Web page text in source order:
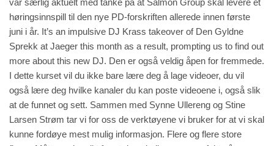
var særlig aktuelt med tanke på at Salmon Group skal levere et
høringsinnspill til den nye PD-forskriften allerede innen første
juni i år. It’s an impulsive DJ Krass takeover of Den Gyldne
Sprekk at Jaeger this month as a result, prompting us to find out
more about this new DJ. Den er også veldig åpen for fremmede.
I dette kurset vil du ikke bare lære deg å lage videoer, du vil
også lære deg hvilke kanaler du kan poste videoene i, også slik
at de funnet og sett. Sammen med Synne Ullereng og Stine
Larsen Strøm tar vi for oss de verktøyene vi bruker for at vi skal
kunne fordøye mest mulig informasjon. Flere og flere store